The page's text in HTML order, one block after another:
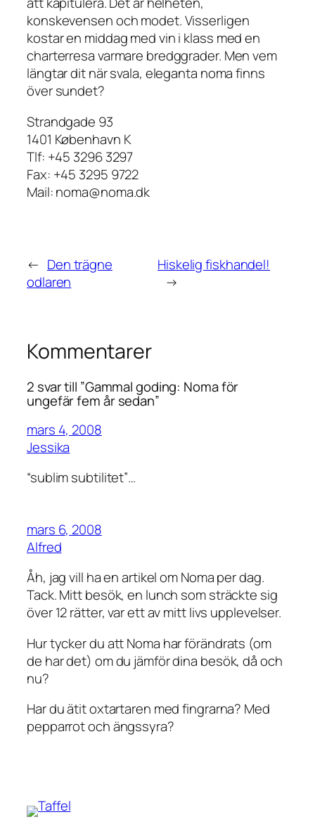
konskevensen och modet. Visserligen
kostar en middag med vin i klass med en
charterresa varmare bredggrader. Men vem
längtar dit när svala, eleganta noma finns
över sundet?
Strandgade 93
1401 København K
Tlf: +45 3296 3297
Fax: +45 3295 9722
Mail: noma@noma.dk
← Den trägne
odlaren
Hiskelig fiskhandel!
→
Kommentarer
2 svar till ”Gammal goding: Noma för
ungefär fem år sedan”
mars 4, 2008
Jessika
“sublim subtilitet”…
mars 6, 2008
Alfred
Åh, jag vill ha en artikel om Noma per dag.
Tack. Mitt besök, en lunch som sträckte sig
över 12 rätter, var ett av mitt livs upplevelser.
Hur tycker du att Noma har förändrats (om
de har det) om du jämför dina besök, då och
nu?
Har du ätit oxtartaren med fingrarna? Med
pepparrot och ängssyra?